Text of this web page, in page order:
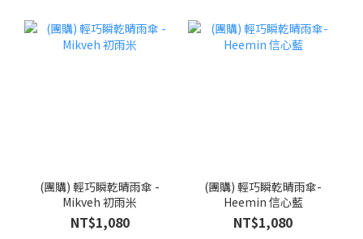
(團購) 輕巧瞬乾晴雨傘 -
Mikveh 初雨米
NT$1,080
(團購) 輕巧瞬乾晴雨傘-
Heemin 信心藍
NT$1,080